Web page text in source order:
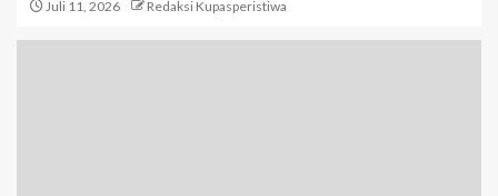
Juli 11, 2026 Redaksi Kupasperistiwa